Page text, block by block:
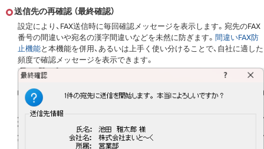
送信先の再確認 （最終確認）
設定により、FAX送信時に毎回確認メッセージを表示します。宛先のFAX
番号の間違いや宛名の漢字間違いなどを未然に防ぎます。 間違いFAX防
止機能と本機能を併用、あるいは上手く使い分けることで、自社に適した
頻度で確認メッセージを表示できます。